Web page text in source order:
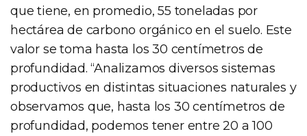
que tiene, en promedio, 55 toneladas por
hectárea de carbono orgánico en el suelo. Este
valor se toma hasta los 30 centímetros de
profundidad. “Analizamos diversos sistemas
productivos en distintas situaciones naturales y
observamos que, hasta los 30 centímetros de
profundidad, podemos tener entre 20 a 100